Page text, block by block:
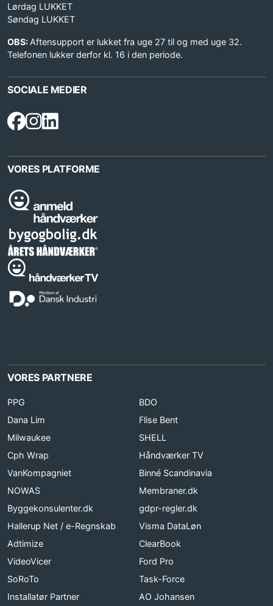
Lørdag LUKKET
Søndag LUKKET
OBS: Aftensupport er lukket fra uge 27 til og med uge 32.
Telefonen lukker derfor kl. 16 i den periode.
SOCIALE MEDIER
VORES PLATFORME
VORES PARTNERE
PPG
BDO
Dana Lim
Flise Bent
Milwaukee
SHELL
Cph Wrap
Håndværker TV
VanKompagniet
Binné Scandinavia
NOWAS
Membraner.dk
Byggekonsulenter.dk
gdpr-regler.dk
Hallerup Net / e-Regnskab
Visma DataLøn
Adtimize
ClearBook
VideoVicer
Ford Pro
SoRoTo
Task-Force
Installatør Partner
AO Johansen